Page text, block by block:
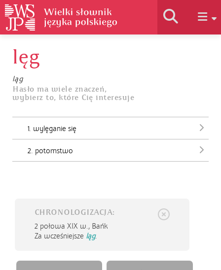
Jak korzystać
lęg
ląg
Hasło ma wiele znaczeń,
wybierz to, które Cię interesuje
1. wylęganie się
2. potomstwo
CHRONOLOGIZACJA:
2 połowa XIX w., Bańk
Za wcześniejsze ląg.